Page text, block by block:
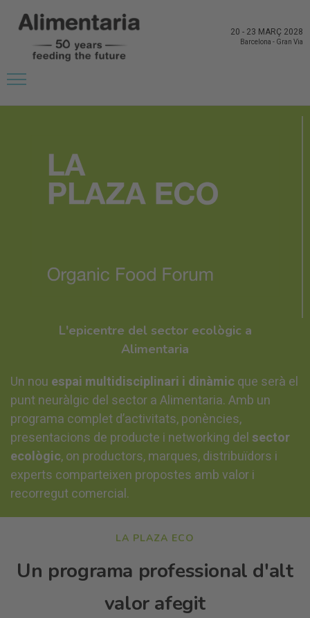
20 - 23 MARÇ 2028
Barcelona - Gran Via
L'epicentre del sector ecològic a
Alimentaria
Un nou espai multidisciplinari i dinàmicque serà el
punt neuràlgic del sector a Alimentaria. Amb un
programa complet d’activitats, ponències,
presentacions de producte i networking del sector
ecològic, on productors, marques, distribuïdors i
experts comparteixen propostes amb valor i
recorregut comercial.
LA PLAZA ECO
Un programa professional d'alt
valor afegit